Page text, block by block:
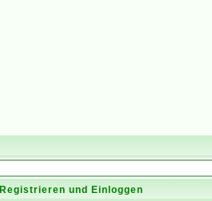
Registrieren und Einloggen